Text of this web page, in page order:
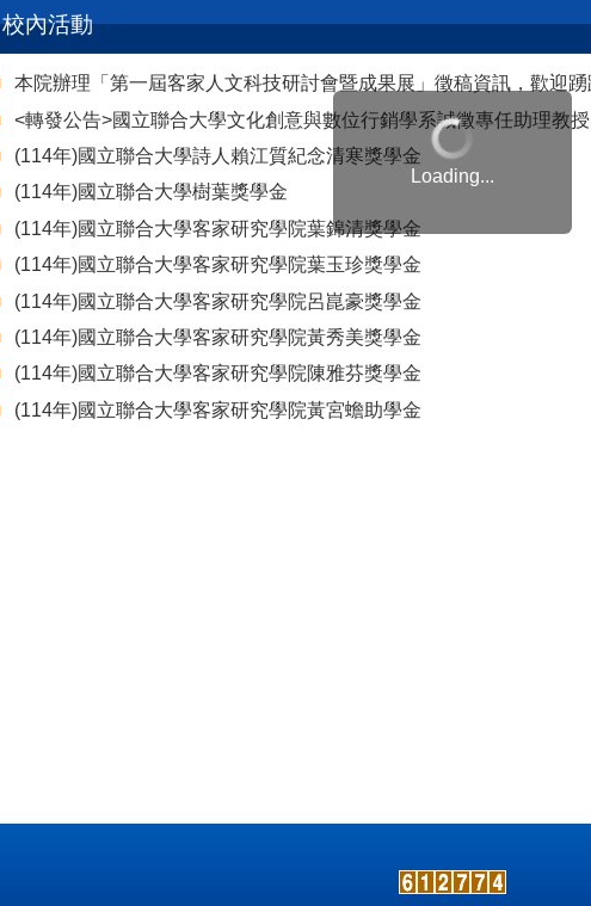
校內活動
本院辦理「第一屆客家人文科技研討會暨成果展」徵稿資訊，歡迎踴
<轉發公告>國立聯合大學文化創意與數位行銷學系誠徵專任助理教
(114年)國立聯合大學詩人賴江質紀念清寒獎學金
(114年)國立聯合大學樹葉獎學金
(114年)國立聯合大學客家研究學院葉錦清獎學金
(114年)國立聯合大學客家研究學院葉玉珍獎學金
(114年)國立聯合大學客家研究學院呂崑豪獎學金
(114年)國立聯合大學客家研究學院黃秀美獎學金
(114年)國立聯合大學客家研究學院陳雅芬獎學金
(114年)國立聯合大學客家研究學院黃宮蟾助學金
Loading...